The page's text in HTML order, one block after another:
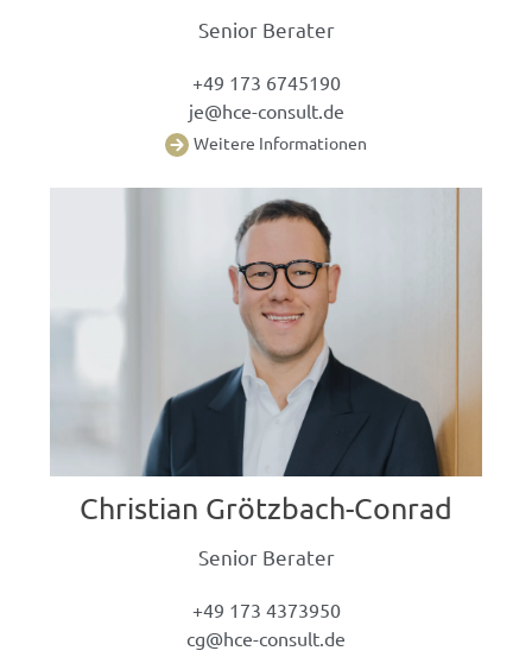
Senior Berater
+49 173 6745190
je@hce-consult.de
Weitere Informationen
Christian Grötzbach-Conrad
Senior Berater
+49 173 4373950
cg@hce-consult.de